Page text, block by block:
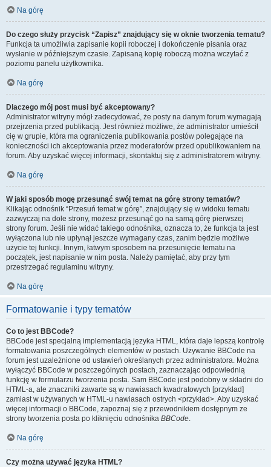
Na górę
Do czego służy przycisk “Zapisz” znajdujący się w oknie tworzenia tematu?
Funkcja ta umożliwia zapisanie kopii roboczej i dokończenie pisania oraz
wysłanie w późniejszym czasie. Zapisaną kopię roboczą można wczytać z
poziomu panelu użytkownika.
Na górę
Dlaczego mój post musi być akceptowany?
Administrator witryny mógł zadecydować, że posty na danym forum wymagają
przejrzenia przed publikacją. Jest również możliwe, że administrator umieścił
cię w grupie, która ma ograniczenia publikowania postów polegające na
konieczności ich akceptowania przez moderatorów przed opublikowaniem na
forum. Aby uzyskać więcej informacji, skontaktuj się z administratorem witryny.
Na górę
W jaki sposób mogę przesunąć swój temat na górę strony tematów?
Klikając odnośnik “Przesuń temat w górę”, znajdujący się w widoku tematu
zazwyczaj na dole strony, możesz przesunąć go na samą górę pierwszej
strony forum. Jeśli nie widać takiego odnośnika, oznacza to, że funkcja ta jest
wyłączona lub nie upłynął jeszcze wymagany czas, zanim będzie możliwe
użycie tej funkcji. Innym, łatwym sposobem na przesunięcie tematu na
początek, jest napisanie w nim posta. Należy pamiętać, aby przy tym
przestrzegać regulaminu witryny.
Na górę
Formatowanie i typy tematów
Co to jest BBCode?
BBCode jest specjalną implementacją języka HTML, która daje lepszą kontrolę
formatowania poszczególnych elementów w postach. Używanie BBCode na
forum jest uzależnione od ustawień określanych przez administratora. Można
wyłączyć BBCode w poszczególnych postach, zaznaczając odpowiednią
funkcję w formularzu tworzenia posta. Sam BBCode jest podobny w składni do
HTML-a, ale znaczniki zawarte są w nawiasach kwadratowych [przykład]
zamiast w używanych w HTML-u nawiasach ostrych <przykład>. Aby uzyskać
więcej informacji o BBCode, zapoznaj się z przewodnikiem dostępnym ze
strony tworzenia posta po kliknięciu odnośnika BBCode.
Na górę
Czy można używać języka HTML?